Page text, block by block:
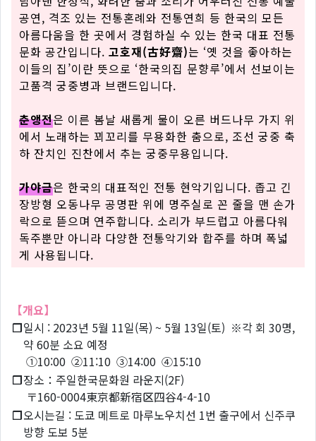
공연, 격조 있는 전통혼례와 전통연희 등 한국의 모든
아름다움을 한 곳에서 경험하실 수 있는 한국 대표 전통
문화 공간입니다. 고호재(古好齋)는 ‘옛 것을 좋아하는
이들의 집’이란 뜻으로 ‘한국의집 문향루’에서 선보이는
고품격 궁중병과 브랜드입니다.
춘앵전은 이른 봄날 새롭게 물이 오른 버드나무 가지 위
에서 노래하는 꾀꼬리를 무용화한 춤으로, 조선 궁중 축
하 잔치인 진찬에서 추는 궁중무용입니다.
가야금은 한국의 대표적인 전통 현악기입니다. 좁고 긴
장방형 오동나무 공명판 위에 명주실로 꼰 줄을 맨 손가
락으로 뜯으며 연주합니다. 소리가 부드럽고 아름다워
독주뿐만 아니라 다양한 전통악기와 합주를 하며 폭넓
게 사용됩니다.
【개요】
❐일시 : 2023년 5월 11일(목) ~ 5월 13일(토) ※각 회 30명,
약 60분 소요 예정
①10:00 ②11:10 ③14:00 ④15:10
❐장소：주일한국문화원 라운지(2F)
〒160-0004東京都新宿区四谷4-4-10
❐오시는길 : 도쿄 메트로 마루노우치선 1번 출구에서 신주쿠
방향 도보 5분